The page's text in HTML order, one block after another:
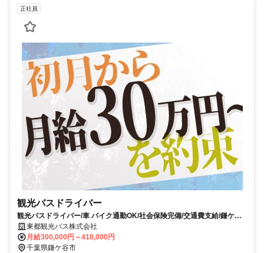
正社員
観光バスドライバー
観光バスドライバー/車 バイク通勤OK/社会保険完備/交通費支給/鎌ケ谷
市/chi00102
東都観光バス株式会社
月給300,000円～410,000円
千葉県鎌ケ谷市